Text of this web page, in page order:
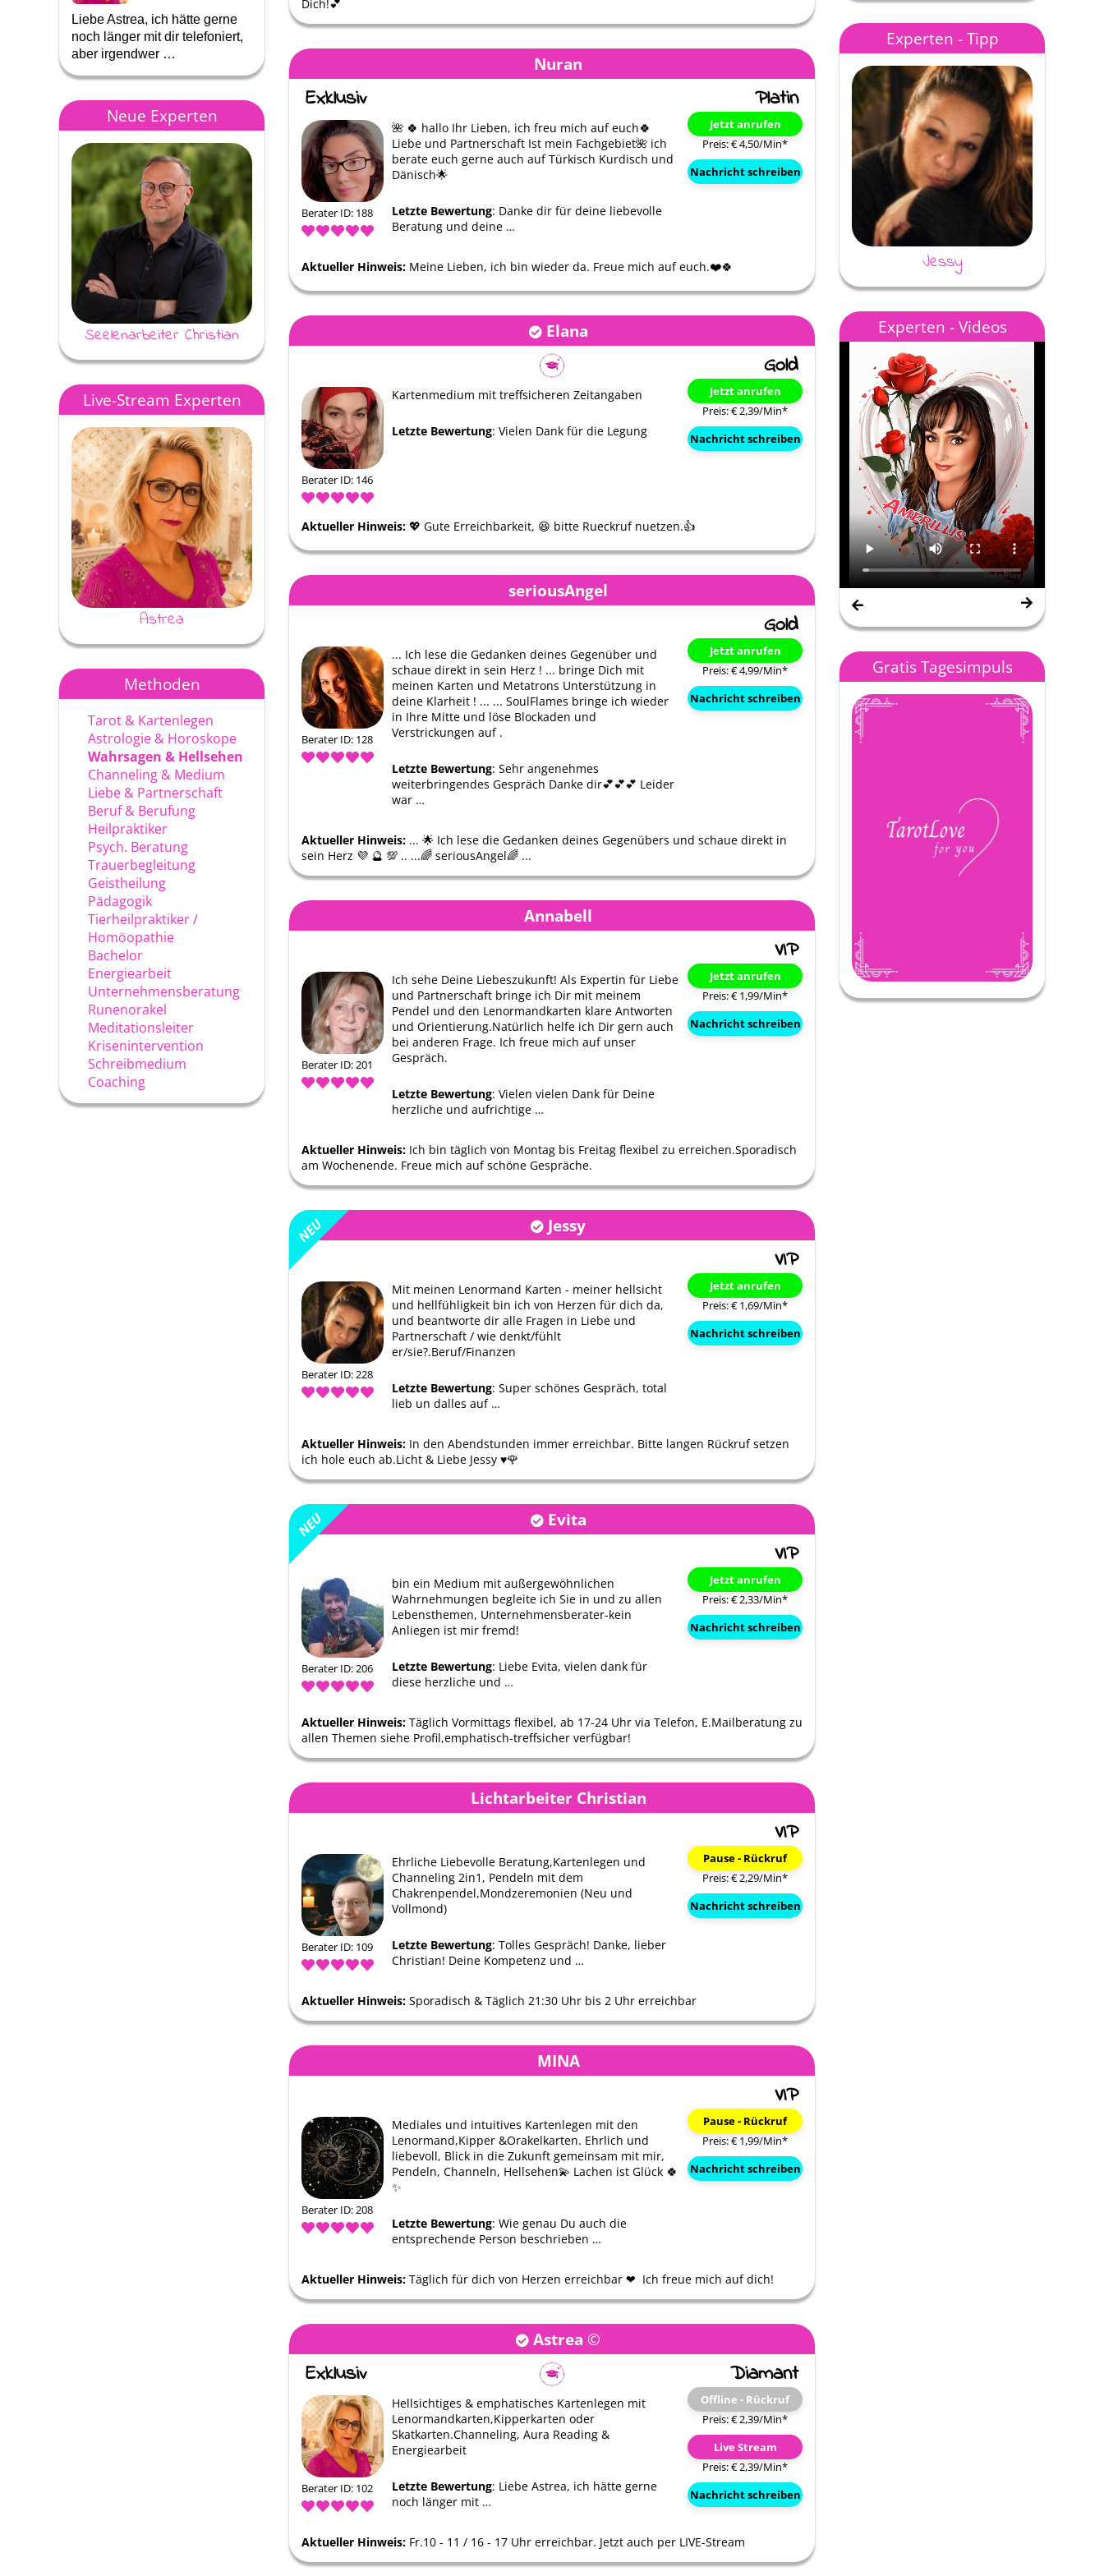
Liebe Astrea, ich hätte gerne
noch länger mit dir telefoniert,
aber irgendwer …
Ich kann Dir nur immer danken
wenn es mir nicht gut …
Für mich wie immer die beste
auf Erden 💕💕💕
alles du bist die
wann man mit dir r…
Neue Experten
Seelenarbeiter Christian Merlin Layana Engel
Live-Stream Experten
Astrea Nana Gipsy Spirit
Methoden
Tarot & Kartenlegen
Astrologie & Horoskope
Wahrsagen & Hellsehen
Channeling & Medium
Liebe & Partnerschaft
Beruf & Berufung
Heilpraktiker
Psych. Beratung
Trauerbegleitung
Geistheilung
Pädagogik
Tierheilpraktiker /
Homöopathie
Bachelor
Energiearbeit
Unternehmensberatung
Runenorakel
Meditationsleiter
Krisenintervention
Schreibmedium
Coaching
Dich!💕
Nuran
Berater ID: 188
🌺 🍀 hallo Ihr Lieben, ich freu mich auf euch🍀
Liebe und Partnerschaft Ist mein Fachgebiet🌺 ich
berate euch gerne auch auf Türkisch Kurdisch und
Dänisch🌟
Letzte Bewertung: Danke dir für deine liebevolle
Beratung und deine …
Jetzt anrufen
Preis: € 4,50/Min*
Nachricht schreiben
Aktueller Hinweis: Meine Lieben, ich bin wieder da. Freue mich auf euch.❤️🍀
Elana
Berater ID: 146
Kartenmedium mit treffsicheren Zeitangaben
Letzte Bewertung: Vielen Dank für die Legung
Jetzt anrufen
Preis: € 2,39/Min*
Nachricht schreiben
Aktueller Hinweis: 💖 Gute Erreichbarkeit, 😆 bitte Rueckruf nuetzen.👍
seriousAngel
Berater ID: 128
... Ich lese die Gedanken deines Gegenüber und
schaue direkt in sein Herz ! ... bringe Dich mit
meinen Karten und Metatrons Unterstützung in
deine Klarheit ! ... ... SoulFlames bringe ich wieder
in Ihre Mitte und löse Blockaden und
Verstrickungen auf .
Letzte Bewertung: Sehr angenehmes
weiterbringendes Gespräch Danke dir💕💕💕 Leider
war …
Jetzt anrufen
Preis: € 4,99/Min*
Nachricht schreiben
Aktueller Hinweis: ... 🌟 Ich lese die Gedanken deines Gegenübers und schaue direkt in
sein Herz 💜 🔮 💯 .. ...🌈 seriousAngel🌈 ...
Annabell
Berater ID: 201
Ich sehe Deine Liebeszukunft! Als Expertin für Liebe
und Partnerschaft bringe ich Dir mit meinem
Pendel und den Lenormandkarten klare Antworten
und Orientierung.Natürlich helfe ich Dir gern auch
bei anderen Frage. Ich freue mich auf unser
Gespräch.
Letzte Bewertung: Vielen vielen Dank für Deine
herzliche und aufrichtige …
Jetzt anrufen
Preis: € 1,99/Min*
Nachricht schreiben
Aktueller Hinweis: Ich bin täglich von Montag bis Freitag flexibel zu erreichen.Sporadisch
am Wochenende. Freue mich auf schöne Gespräche.
Jessy
Berater ID: 228
Mit meinen Lenormand Karten - meiner hellsicht
und hellfühligkeit bin ich von Herzen für dich da,
und beantworte dir alle Fragen in Liebe und
Partnerschaft / wie denkt/fühlt
er/sie?.Beruf/Finanzen
Letzte Bewertung: Super schönes Gespräch, total
lieb un dalles auf …
Jetzt anrufen
Preis: € 1,69/Min*
Nachricht schreiben
Aktueller Hinweis: In den Abendstunden immer erreichbar. Bitte langen Rückruf setzen
ich hole euch ab.Licht & Liebe Jessy ♥️🌹
Evita
Berater ID: 206
bin ein Medium mit außergewöhnlichen
Wahrnehmungen begleite ich Sie in und zu allen
Lebensthemen, Unternehmensberater-kein
Anliegen ist mir fremd!
Letzte Bewertung: Liebe Evita, vielen dank für
diese herzliche und …
Jetzt anrufen
Preis: € 2,33/Min*
Nachricht schreiben
Aktueller Hinweis: Täglich Vormittags flexibel, ab 17-24 Uhr via Telefon, E.Mailberatung zu
allen Themen siehe Profil,emphatisch-treffsicher verfügbar!
Lichtarbeiter Christian
Berater ID: 109
Ehrliche Liebevolle Beratung,Kartenlegen und
Channeling 2in1, Pendeln mit dem
Chakrenpendel,Mondzeremonien (Neu und
Vollmond)
Letzte Bewertung: Tolles Gespräch! Danke, lieber
Christian! Deine Kompetenz und …
Pause - Rückruf
Preis: € 2,29/Min*
Nachricht schreiben
Aktueller Hinweis: Sporadisch & Täglich 21:30 Uhr bis 2 Uhr erreichbar
MINA
Berater ID: 208
Mediales und intuitives Kartenlegen mit den
Lenormand,Kipper &Orakelkarten. Ehrlich und
liebevoll, Blick in die Zukunft gemeinsam mit mir,
Pendeln, Channeln, Hellsehen💫 Lachen ist Glück 🍀
✨
Letzte Bewertung: Wie genau Du auch die
entsprechende Person beschrieben …
Pause - Rückruf
Preis: € 1,99/Min*
Nachricht schreiben
Aktueller Hinweis: Täglich für dich von Herzen erreichbar ❤ ️ Ich freue mich auf dich!
Astrea ©
Berater ID: 102
Hellsichtiges & emphatisches Kartenlegen mit
Lenormandkarten,Kipperkarten oder
Skatkarten.Channeling, Aura Reading &
Energiearbeit
Letzte Bewertung: Liebe Astrea, ich hätte gerne
noch länger mit …
Offline - Rückruf
Preis: € 2,39/Min*
Live Stream
Preis: € 2,39/Min*
Nachricht schreiben
Aktueller Hinweis: Fr.10 - 11 / 16 - 17 Uhr erreichbar. Jetzt auch per LIVE-Stream
Experten - Tipp
Jessy
Experten - Videos
Gratis Tagesimpuls